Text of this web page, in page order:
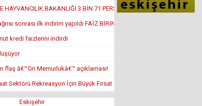
HAYVANCILIK BAKANLIĞI 3 BİN 71 PERSONEL ALACAK!
sonrası ilk indirim yapıldı FAİZ BİRİN ALTINDA
kredi faizlerini indirdi
flaş â€™Gri Memurlukâ€™ açıklaması!
Sektörü Rekreasyon İçin Büyük Fırsat
Eskişehir